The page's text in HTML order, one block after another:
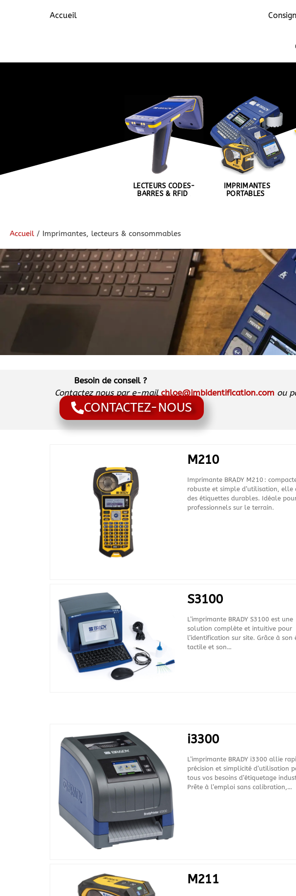
Accueil
IMPRIMANTES,
LECTEURS CODES-
BARRES & RFID
IMPRIMANTES
PORTABLES
Accueil / Imprimantes, lecteurs & consommables
Besoin de conseil ?
Contactez nous par e-mail chloe@jmbidentification.com ou
CONTACTEZ-NOUS
M210
Imprimante BRADY M210 :
robuste et simple d’utilisation, elle
des étiquettes durables. Idéale
professionnels sur le terrain.
S3100
L’imprimante BRADY S3100 est une
solution complète et intuitive pour
l’identification sur site. Grâce à son
tactile et son…
i3300
L’imprimante BRADY i3300 allie
précision et simplicité d’utilisation
tous vos besoins d’étiquetage
Prête à l’emploi sans calibration,…
M211